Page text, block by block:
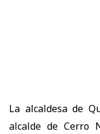
La alcaldesa de
alcalde de Cerro